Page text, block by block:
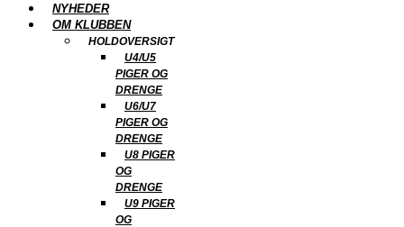
NYHEDER
OM KLUBBEN
HOLDOVERSIGT
U4/U5
PIGER OG
DRENGE
U6/U7
PIGER OG
DRENGE
U8 PIGER
OG
DRENGE
U9 PIGER
OG